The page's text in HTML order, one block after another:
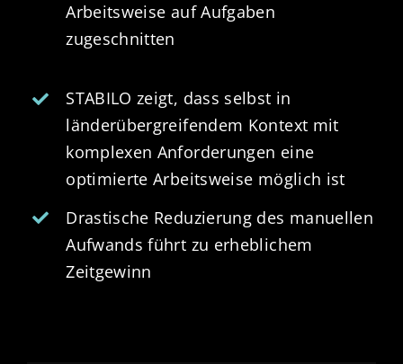
Arbeitsweise auf Aufgaben
zugeschnitten
STABILO zeigt, dass selbst in
länderübergreifendem Kontext mit
komplexen Anforderungen eine
optimierte Arbeitsweise möglich ist
Drastische Reduzierung des manuellen
Aufwands führt zu erheblichem
Zeitgewinn